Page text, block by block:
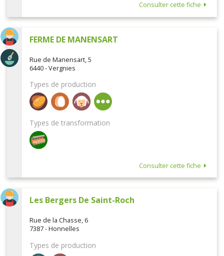
Consulter cette fiche
FERME DE MANENSART
Rue de Manensart, 5
6440 - Vergnies
Types de production
Types de transformation
Consulter cette fiche
Les Bergers De Saint-Roch
Rue de la Chasse, 6
7387 - Honnelles
Types de production